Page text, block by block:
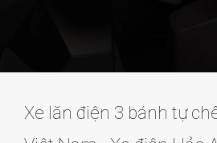
Xe lăn điện 3 bánh tự